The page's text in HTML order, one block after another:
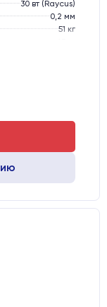
30 вт (Raycus)
0,2 мм
51 кг